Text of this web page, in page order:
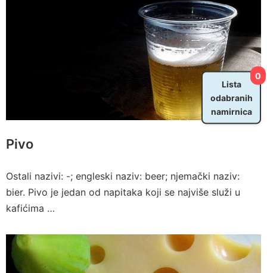
Pivo
Ostali nazivi: -; engleski naziv: beer; njemački naziv:
bier. Pivo je jedan od napitaka koji se najviše služi u
kafićima …
0
Lista
odabranih
namirnica